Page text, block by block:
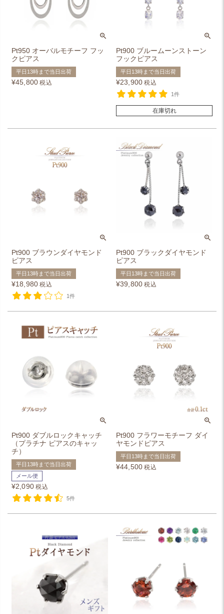
Pt950 オーバルモチーフ フッ
クピアス
平日13時まで当日出荷
¥45,800 税込
Pt900 ブルームーンストーン
フックピアス
平日13時まで当日出荷
¥23,900 税込
1件
在庫切れ
Pt900 ブラウンダイヤモンド
ピアス
平日13時まで当日出荷
¥18,980 税込
1件
Pt900 ブラックダイヤモンド
ピアス
平日13時まで当日出荷
¥39,800 税込
Pt900 ダブルロックキャッチ
（プラチナ ピアスのキャッ
チ）
平日13時まで当日出荷
メール便
¥2,090 税込
5件
Pt900 フラワーモチーフ ダイ
ヤモンドピアス
平日13時まで当日出荷
¥44,500 税込